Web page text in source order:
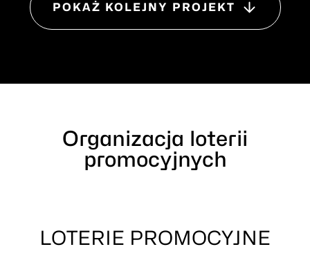
POKAŻ KOLEJNY PROJEKT
Organizacja loterii
promocyjnych
LOTERIE PROMOCYJNE